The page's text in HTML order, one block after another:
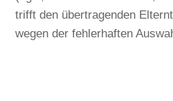
trifft den übertragenden
wegen der fehlerhaften